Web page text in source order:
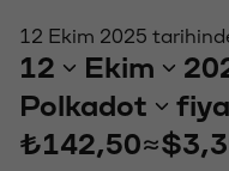
12 Ekim 2025
12 Ekim
Polkadot
₺142,50≈